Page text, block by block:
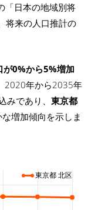
「日本の地域別将
将来の人口推計の
が0%から5%増加
2020年から2035年
みであり、 東京都
増加傾向を示しま
東京都 北区